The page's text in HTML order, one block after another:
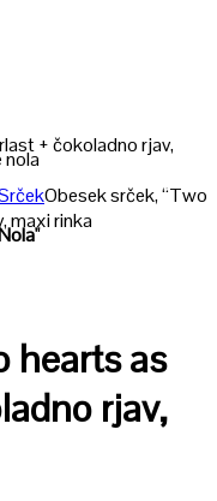
+ čokoladno rjav,
Obesek srček, “Two
maxi rinka
hearts as
rjav,